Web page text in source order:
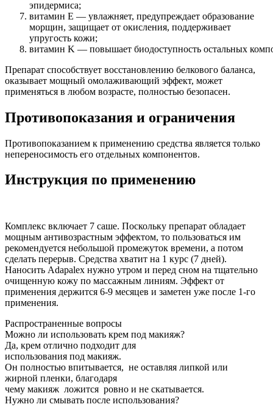
эпидермиса;
витамин E — увлажняет, предупреждает образование
морщин, защищает от окисления, поддерживает
упругость кожи;
витамин K — повышает биодоступность остальных
Препарат способствует восстановлению белкового баланса,
оказывает мощный омолаживающий эффект, может
применяться в любом возрасте, полностью безопасен.
Противопоказания и ограничения
Противопоказанием к применению средства является только
непереносимость его отдельных компонентов.
Инструкция по применению
Комплекс включает 7 саше. Поскольку препарат обладает
мощным антивозрастным эффектом, то пользоваться им
рекомендуется небольшой промежуток времени, а потом
сделать перерыв. Средства хватит на 1 курс (7 дней).
Наносить Adapalex нужно утром и перед сном на тщательно
очищенную кожу по массажным линиям. Эффект от
применения держится 6-9 месяцев и заметен уже после 1-го
применения.
Распространенные вопросы
Можно ли использовать крем под макияж?
Да, крем отлично подходит для
использования под макияж.
Он полностью впитывается, не оставляя липкой или
жирной пленки, благодаря
чему макияж ложится ровно и не скатывается.
Нужно ли смывать после использования?